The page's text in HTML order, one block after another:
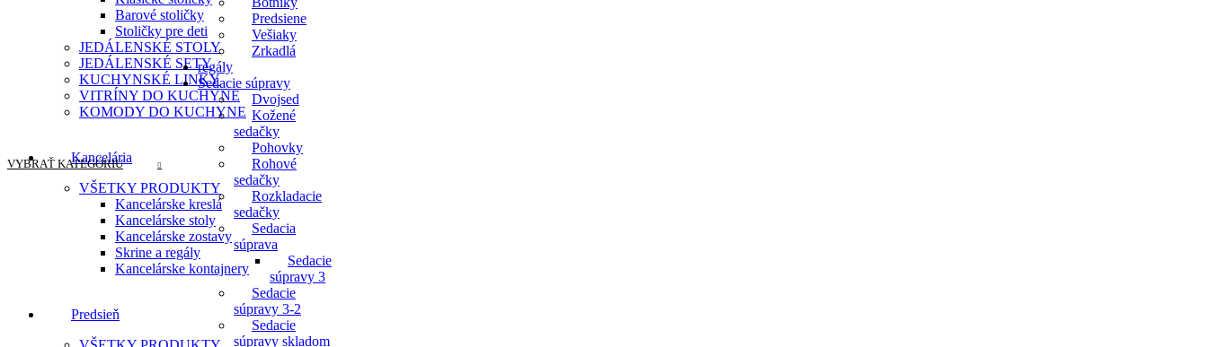
VYBRAŤ KATEGÓRIU
Predsiene
Vešiaky
Zrkadlá
regály
Sedacie súpravy
Dvojsed
Kožené
sedačky
Pohovky
Rohové
sedačky
Rozkladacie
sedačky
Sedacia
súprava
Sedacie
súpravy 3
Sedacie
súpravy 3-2
Sedacie
súpravy skladom
Barové stoličky
Stoličky pre deti
JEDÁLENSKÉ STOLY
JEDÁLENSKÉ SETY
KUCHYNSKÉ LINKY
VITRÍNY DO KUCHYNE
KOMODY DO KUCHYNE
Kancelária
VŠETKY PRODUKTY
Kancelárske kreslá
Kancelárske stoly
Kancelárske zostavy
Skrine a regály
Kancelárske kontajnery
Predsieň